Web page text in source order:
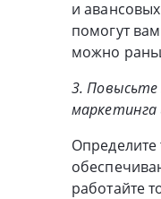
и
помогут
можно
3.
маркетинга
Определите
работайте